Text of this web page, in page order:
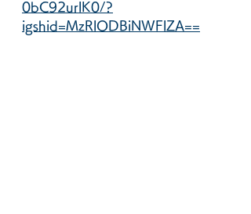
0bC92urlK0/?
igshid=MzRlODBiNWFlZA==